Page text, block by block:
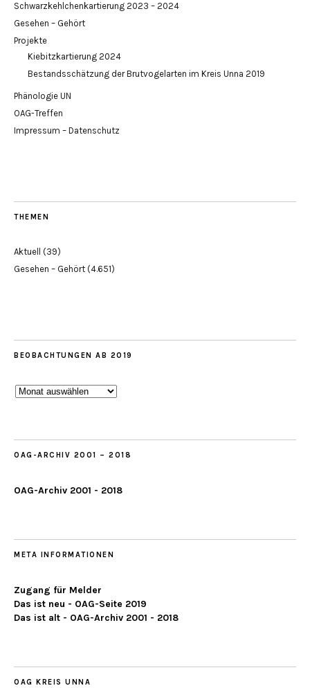
Schwarzkehlchenkartierung 2023 – 2024
Gesehen – Gehört
Projekte
Kiebitzkartierung 2024
Bestandsschätzung der Brutvogelarten im Kreis Unna 2019
Phänologie UN
OAG-Treffen
Impressum – Datenschutz
THEMEN
Aktuell
(39)
Gesehen – Gehört (4.651)
BEOBACHTUNGEN AB 2019
Beobachtungen
OAG-ARCHIV 2001 – 2018
OAG-Archiv 2001 - 2018
META INFORMATIONEN
Zugang für Melder
Das ist neu - OAG-Seite 2019
Das ist alt - OAG-Archiv 2001 - 2018
OAG KREIS UNNA